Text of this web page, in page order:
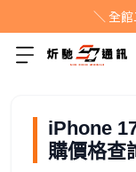
＼ 全
iPhone
購價格查